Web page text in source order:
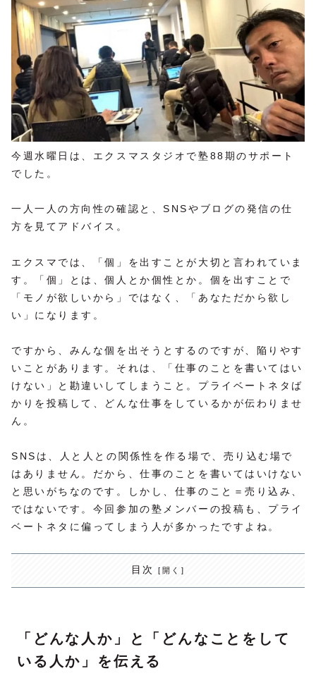
今週水曜日は、エクスマスタジオで塾88期のサポート
でした。
一人一人の方向性の確認と、SNSやブログの発信の仕
方を見てアドバイス。
エクスマでは、「個」を出すことが大切と言われていま
す。「個」とは、個人とか個性とか。個を出すことで
「モノが欲しいから」ではなく、「あなただから欲し
い」になります。
ですから、みんな個を出そうとするのですが、陥りやす
いことがあります。それは、「仕事のことを書いてはい
けない」と勘違いしてしまうこと。プライベートネタば
かりを投稿して、どんな仕事をしているかが伝わりませ
ん。
SNSは、人と人との関係性を作る場で、売り込む場で
はありません。だから、仕事のことを書いてはいけない
と思いがちなのです。しかし、仕事のこと＝売り込み、
ではないです。今回参加の塾メンバーの投稿も、プライ
ベートネタに偏ってしまう人が多かったですよね。
目次
「どんな人か」と「どんなことをして
いる人か」を伝える